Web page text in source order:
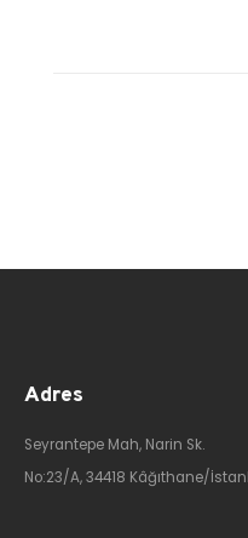
Adres
Seyrantepe Mah, Narin Sk.
No:23/A, 34418 Kâğıthane/